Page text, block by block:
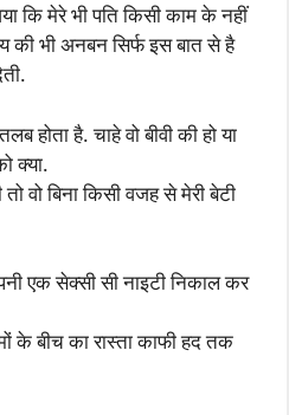
कि मेरे भी पति किसी काम के नहीं
भी अनबन सिर्फ इस बात से है
है. चाहे वो बीवी की हो या
क्या.
वो बिना किसी वजह से मेरी बेटी
एक सेक्सी सी नाइटी निकाल कर
के बीच का रास्ता काफी हद तक